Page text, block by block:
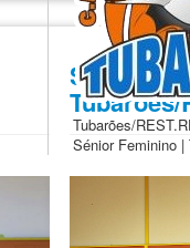
Tubarões/
Sénior Feminino
Seniores